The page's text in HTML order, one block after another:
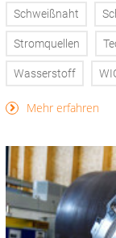
Schweißnaht
Stromquellen
Wasserstoff
Mehr erfahren